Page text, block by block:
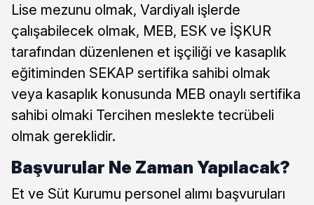
Lise mezunu olmak, Vardiyalı işlerde
çalışabilecek olmak, MEB, ESK ve İŞKUR
tarafından düzenlenen et işçiliği ve kasaplık
eğitiminden SEKAP sertifika sahibi olmak
veya kasaplık konusunda MEB onaylı sertifika
sahibi olmaki Tercihen meslekte tecrübeli
olmak gereklidir.
Başvurular Ne Zaman Yapılacak?
Et ve Süt Kurumu personel alımı başvuruları